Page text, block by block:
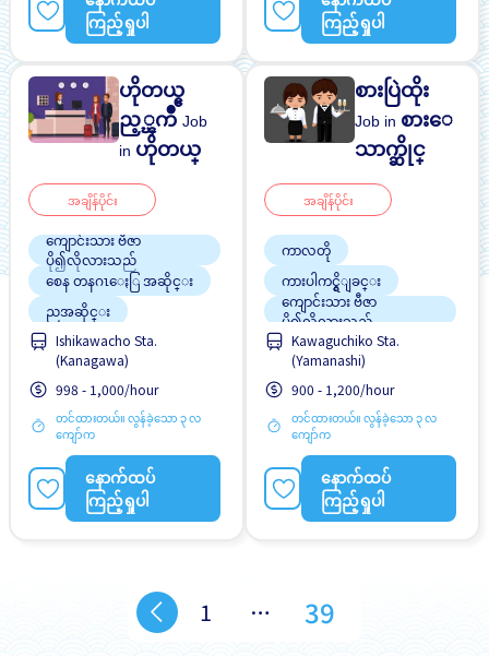
အဆောင်ပေးမည်
ကြည့်ရှုပါ
အမျိုးသမီး ပို၍လိုလားသည်
ကြည့်ရှုပါ
ဟိုတယ္ဧ
ည့္ၾကိဳJob
in ဟိုတယ္
အချိန်ပိုင်း
ကျောင်းသား ဗီဇာ
ပို၍လိုလားသည်
စေန တနဂၤေႏြ အဆိုင္း
ညအဆိုင္း
တစ္ပတ္ႏွစ္ရက္မွ သံုးရက္
ဘူတာႏွင့္နီးေသာ
မနက္အဆိုင္း
အဆောင်ပေးမည်
အလုပ္အေတြ႕အၾကံဳရွိရန္မ
လို
အလုပ္ခ်ိန္နည္းေသာ
Ishikawacho Sta.
(Kanagawa)
998 - 1,000/hour
တင်ထားတယ်။ လွန်ခဲ့သော ၃ လ
ကျော်က
နောက်ထပ်
ကြည့်ရှုပါ
စားပြဲထိုး
Job in စားေ
သာက္ဆိုင္
အချိန်ပိုင်း
ကာလတို
ကားပါကင္ရွိျခင္း
ကျောင်းသား ဗီဇာ
ပို၍လိုလားသည်
စေန တနဂၤေႏြ အဆိုင္း
စေန တနဂၤေႏြႏွင့္ အျ
ခားရံုးပိတ္ရက္မ်ား ပိတ္ျခား
စက္ဘီးထားရန္ေနရာရွိျခင္း
တစ္ပတ္ႏွစ္ရက္မွ သံုးရက္
ထမင်းကျွေးမည်
လမ္းစရိတ္ေပးသည္
Kawaguchiko Sta.
(Yamanashi)
900 - 1,200/hour
တင်ထားတယ်။ လွန်ခဲ့သော ၃ လ
ကျော်က
နောက်ထပ်
ကြည့်ရှုပါ
1 … 39